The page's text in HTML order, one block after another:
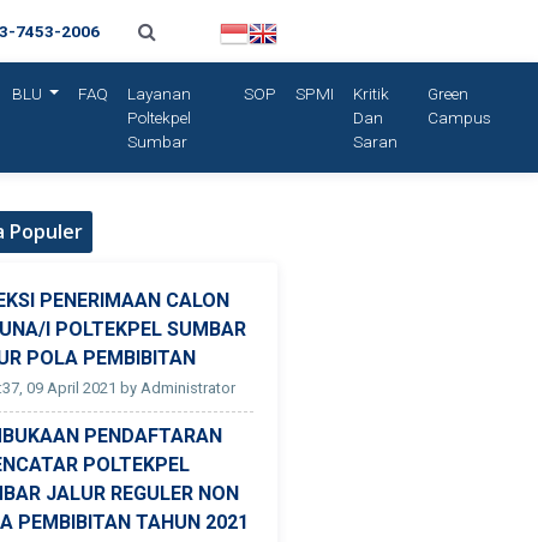
7453-2006
BLU FAQ
Layanan
Poltekpel
Sumbar
SOP SPMI
Kritik
Dan
Saran
Green
Campus
Populer
PENERIMAAN CALON
I POLTEKPEL SUMBAR
POLA PEMBIBITAN
09 April 2021 by Administrator
PENDAFTARAN
POLTEKPEL
JALUR REGULER NON
PEMBIBITAN TAHUN 2021